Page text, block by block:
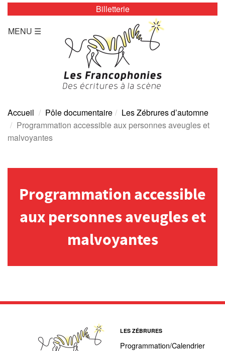
LES ZÉBRURES
Programmation/Calendrier
Presse
Tarifs
Programmation/calendrier
Espace Presse
Prix littéraires
Billetterie
MENU ☰
Accueil Pôle documentaire
Les Zébrures d’automne
Programmation accessible aux personnes aveugles et
malvoyantes
Programmation accessible
aux personnes aveugles et
malvoyantes
LES ZÉBRURES
Programmation/Calendrier